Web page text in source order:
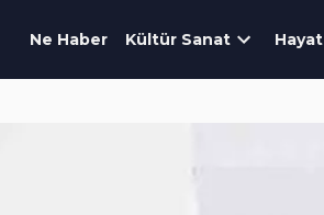
Ne Haber Kültür Sanat Hayat